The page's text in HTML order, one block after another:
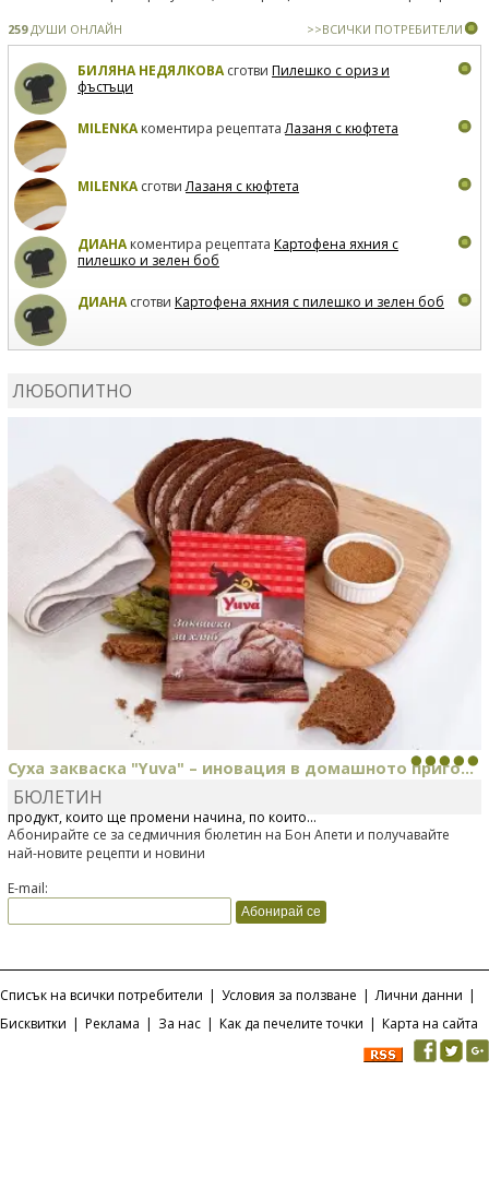
259ДУШИ ОНЛАЙН >>ВСИЧКИ ПОТРЕБИТЕЛИ
БИЛЯНА НЕДЯЛКОВАсготви Пилешко с ориз и
фъстъци
MILENKAкоментира рецептатаЛазаня с кюфтета
MILENKAсготвиЛазаня с кюфтета
ДИАНАкоментира рецептата Картофена яхния с
пилешко и зелен боб
ДИАНАсготви Картофена яхния с пилешко и зелен боб
ЛЮБОПИТНО
Суха закваска "Yuva" – иновация в домашното приго...
Отскоро Лесафр България стартира предлагането на изцяло нов
продукт, който ще промени начина, по който...
БЮЛЕТИН
Абонирайте се за седмичния бюлетин на Бон Апети и получавайте
най-новите рецепти и новини
E-mail:
Списък на всички потребители | Условия за ползване | Лични данни |
Бисквитки | Реклама | За нас | Как да печелите точки | Карта на сайта